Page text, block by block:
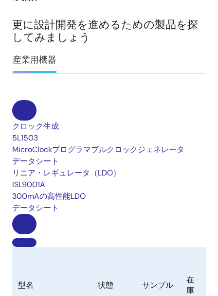
更に設計開発を進めるための製品を探
してみましょう
産業用機器
クロック生成
5L1503
MicroClockプログラマブルクロックジェネレータ
データシート
リニア・レギュレータ（LDO）
ISL9001A
300mAの高性能LDO
データシート
型名 状態 サンプル
在
庫